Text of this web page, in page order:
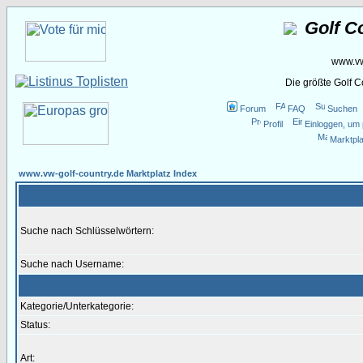
Golf
Die größte Golf
Forum FAQ
Suchen
Profil
Einloggen,
www.vw-golf-country.de Marktplatz Index
Suche nach Schlüsselwörtern:
Suche nach Username:
Kategorie/Unterkategorie:
Status:
Art: